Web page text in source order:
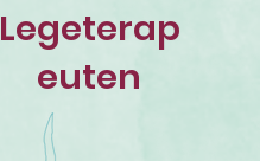
Legeterap
euten